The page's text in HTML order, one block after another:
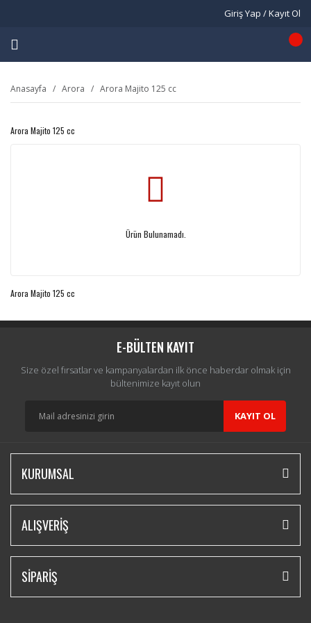
Giriş Yap / Kayıt Ol
Anasayfa Arora Arora Majito 125 cc
Arora Majito 125 cc
Ürün Bulunamadı.
Arora Majito 125 cc
E-BÜLTEN KAYIT
Size özel fırsatlar ve kampanyalardan ilk önce haberdar olmak için
bültenimize kayıt olun
KAYIT OL
KURUMSAL
ALIŞVERİŞ
SİPARİŞ